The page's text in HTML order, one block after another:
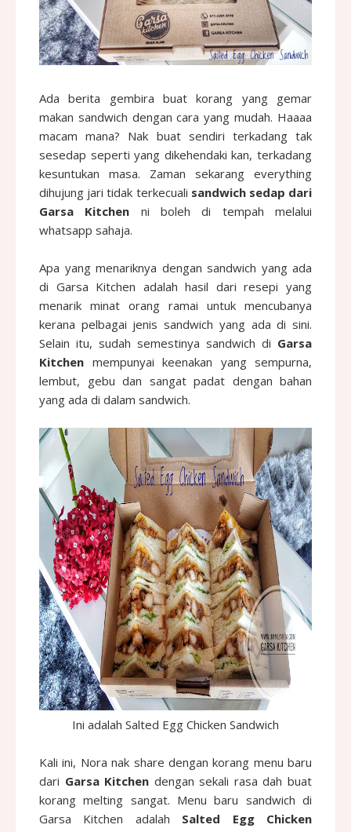
Ada berita gembira buat korang yang gemar
makan sandwich dengan cara yang mudah. Haaaa
macam mana? Nak buat sendiri terkadang tak
sesedap seperti yang dikehendaki kan, terkadang
kesuntukan masa. Zaman sekarang everything
dihujung jari tidak terkecuali sandwich sedap dari
Garsa Kitchen ni boleh di tempah melalui
whatsapp sahaja.
Apa yang menariknya dengan sandwich yang ada
di Garsa Kitchen adalah hasil dari resepi yang
menarik minat orang ramai untuk mencubanya
kerana pelbagai jenis sandwich yang ada di sini.
Selain itu, sudah semestinya sandwich di Garsa
Kitchen mempunyai keenakan yang sempurna,
lembut, gebu dan sangat padat dengan bahan
yang ada di dalam sandwich.
Ini adalah Salted Egg Chicken Sandwich
Kali ini, Nora nak share dengan korang menu baru
dari Garsa Kitchen dengan sekali rasa dah buat
korang melting sangat. Menu baru sandwich di
Garsa Kitchen adalah Salted Egg Chicken